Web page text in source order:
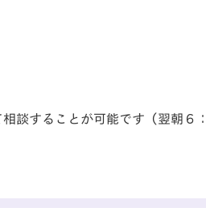
談することが可能です（翌朝６